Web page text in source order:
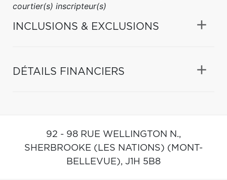
courtier(s) inscripteur(s)
INCLUSIONS & EXCLUSIONS
DÉTAILS FINANCIERS
92 - 98 RUE WELLINGTON N.,
SHERBROOKE (LES NATIONS) (MONT-
BELLEVUE), J1H 5B8